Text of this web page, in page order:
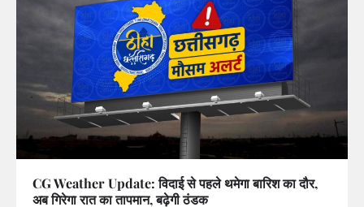
CG Weather Update: विदाई से पहले थमेगा बारिश का दौर,
अब गिरेगा रात का तापमान, बढ़ेगी ठंडक